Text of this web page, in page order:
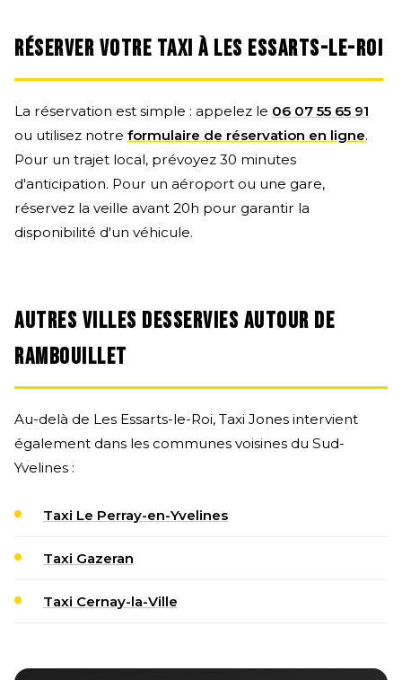
RÉSERVER VOTRE TAXI À LES ESSARTS-LE-ROI
La réservation est simple : appelez le 06 07 55 65 91
ou utilisez notre formulaire de réservation en ligne.
Pour un trajet local, prévoyez 30 minutes
d'anticipation. Pour un aéroport ou une gare,
réservez la veille avant 20h pour garantir la
disponibilité d'un véhicule.
AUTRES VILLES DESSERVIES AUTOUR DE
RAMBOUILLET
Au-delà de Les Essarts-le-Roi, Taxi Jones intervient
également dans les communes voisines du Sud-
Yvelines :
Taxi Le Perray-en-Yvelines
Taxi Gazeran
Taxi Cernay-la-Ville